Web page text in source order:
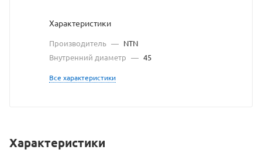
Характеристики
Производитель — NTN
Внутренний диаметр — 45
Все характеристики
Характеристики